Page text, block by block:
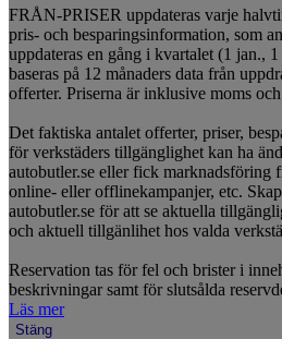
FRÅN-PRISER uppdateras varje
pris- och besparingsinformation, som
uppdateras en gång i kvartalet (1 jan.,
baseras på 12 månaders data från
offerter. Priserna är inklusive moms
Det faktiska antalet offerter, priser,
för verkstäders tillgänglighet kan ha
autobutler.se eller fick marknadsföring
online- eller offlinekampanjer, etc.
autobutler.se för att se aktuella
och aktuell tillgänlihet hos valda
Reservation tas för fel och brister i
beskrivningar samt för slutsålda
Läs mer
Stäng